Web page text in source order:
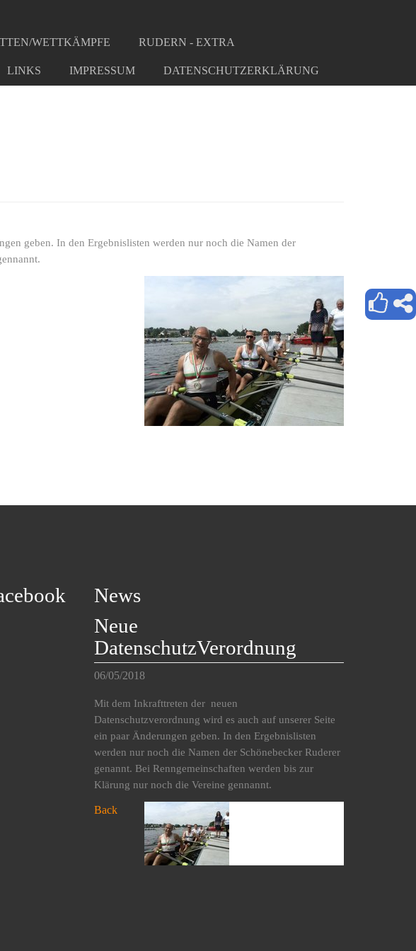
WETTKÄMPFE RUDERN - EXTRA
LINKS IMPRESSUM DATENSCHUTZERKLÄRUNG
geben. In den Ergebnislisten werden nur noch die Namen der
News
Neue
DatenschutzVerordnung
06/05/2018
Mit dem Inkrafttreten der neuen
Datenschutzverordnung wird es auch auf unserer Seite
ein paar Änderungen geben. In den Ergebnislisten
werden nur noch die Namen der Schönebecker Ruderer
genannt. Bei Renngemeinschaften werden bis zur
Klärung nur noch die Vereine gennannt.
Back